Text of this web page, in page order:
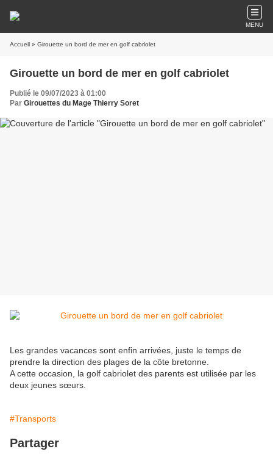
MENU
Accueil » Girouette un bord de mer en golf cabriolet
Girouette un bord de mer en golf cabriolet
Publié le 09/07/2023 à 01:00
Par Girouettes du Mage Thierry Soret
Les grandes vacances sont enfin arrivées, juste le temps de
prendre la direction des plages de la côte bretonne.
A cette occasion, la golf cabriolet des parents est utilisée par les
deux jeunes sœurs.
#Transports
Partager